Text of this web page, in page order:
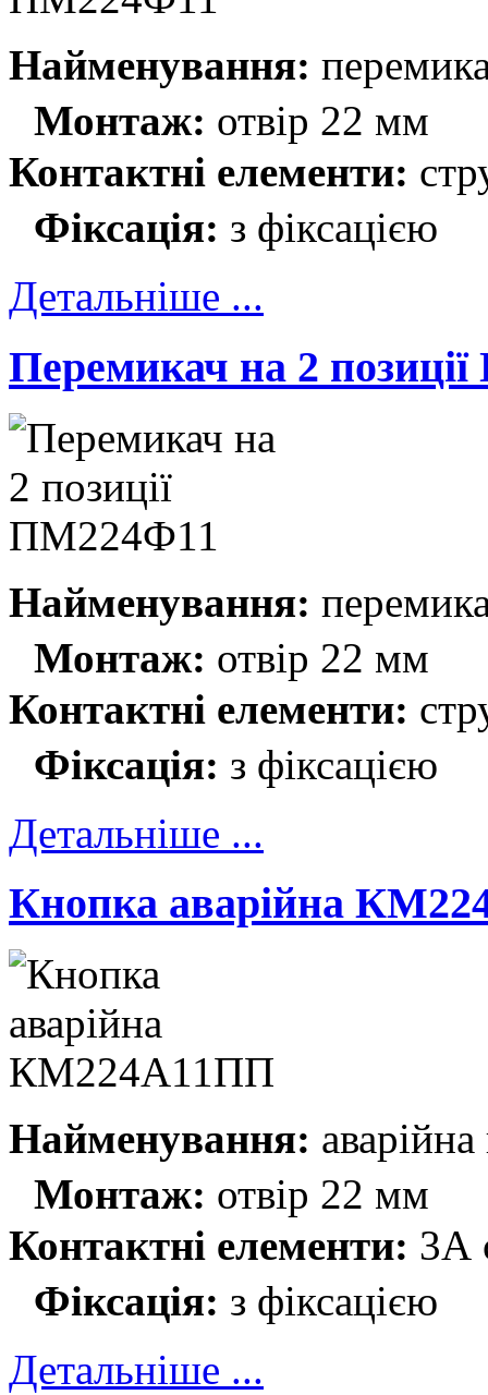
Найменування:
Монтаж: отвір 22 мм
Контактні елементи:
Фіксація: з фіксацією
Детальніше ...
Перемикач на 2
Найменування:
Монтаж: отвір 22 мм
Контактні елементи:
Фіксація: з фіксацією
Детальніше ...
Кнопка аварійна
Найменування:
Монтаж: отвір 22 мм
Контактні елементи: 3А
Фіксація: з фіксацією
Детальніше ...